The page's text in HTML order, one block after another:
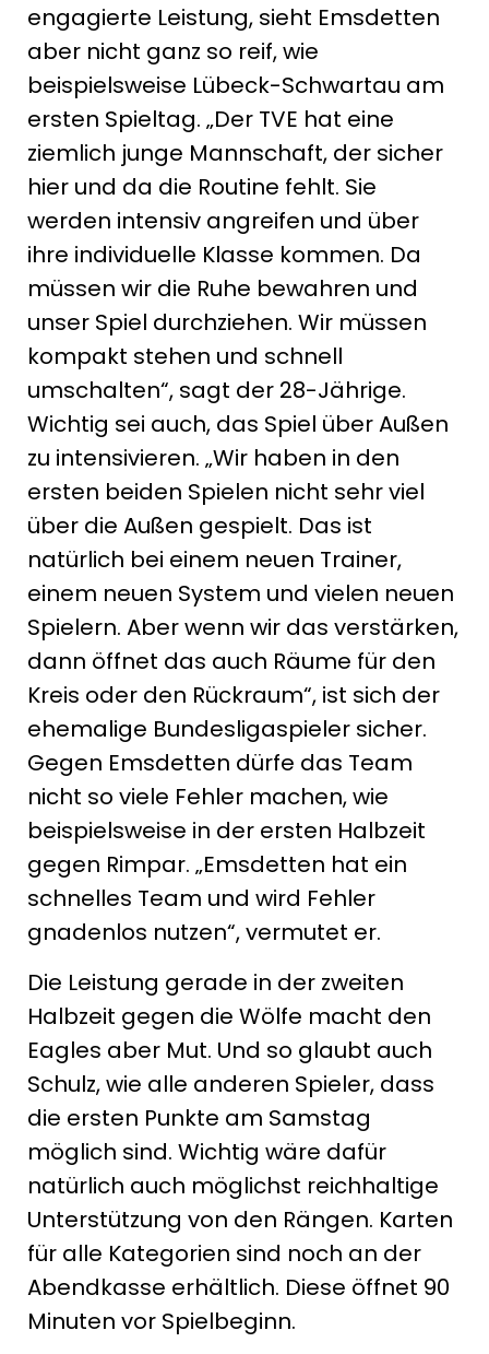
engagierte Leistung, sieht Emsdetten
aber nicht ganz so reif, wie
beispielsweise Lübeck-Schwartau am
ersten Spieltag. „Der TVE hat eine
ziemlich junge Mannschaft, der sicher
hier und da die Routine fehlt. Sie
werden intensiv angreifen und über
ihre individuelle Klasse kommen. Da
müssen wir die Ruhe bewahren und
unser Spiel durchziehen. Wir müssen
kompakt stehen und schnell
umschalten“, sagt der 28-Jährige.
Wichtig sei auch, das Spiel über Außen
zu intensivieren. „Wir haben in den
ersten beiden Spielen nicht sehr viel
über die Außen gespielt. Das ist
natürlich bei einem neuen Trainer,
einem neuen System und vielen neuen
Spielern. Aber wenn wir das verstärken,
dann öffnet das auch Räume für den
Kreis oder den Rückraum“, ist sich der
ehemalige Bundesligaspieler sicher.
Gegen Emsdetten dürfe das Team
nicht so viele Fehler machen, wie
beispielsweise in der ersten Halbzeit
gegen Rimpar. „Emsdetten hat ein
schnelles Team und wird Fehler
gnadenlos nutzen“, vermutet er.
Die Leistung gerade in der zweiten
Halbzeit gegen die Wölfe macht den
Eagles aber Mut. Und so glaubt auch
Schulz, wie alle anderen Spieler, dass
die ersten Punkte am Samstag
möglich sind. Wichtig wäre dafür
natürlich auch möglichst reichhaltige
Unterstützung von den Rängen. Karten
für alle Kategorien sind noch an der
Abendkasse erhältlich. Diese öffnet 90
Minuten vor Spielbeginn.